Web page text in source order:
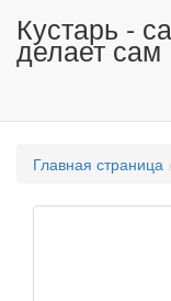
Кустарь -
делает сам
Главная страница